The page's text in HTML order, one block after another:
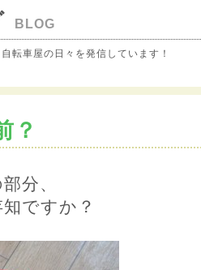
BLOG
転車屋の日々を発信しています！
？
分、
ですか？